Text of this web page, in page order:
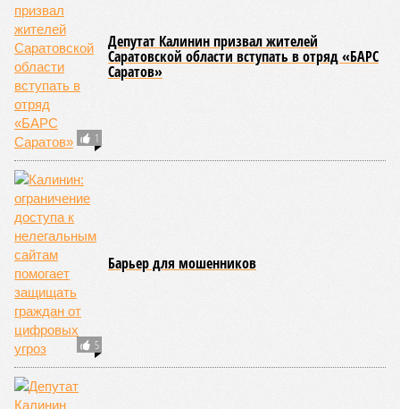
1
Депутат Калинин призвал жителей
Саратовской области вступать в отряд «БАРС
Саратов»
5
Барьер для мошенников